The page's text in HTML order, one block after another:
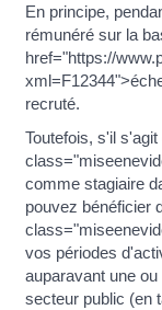
En principe,
rémunéré sur la
href="https://
recruté.
Toutefois, s'il
comme stagiaire
pouvez bénéficier
vos périodes
auparavant une
secteur public (en